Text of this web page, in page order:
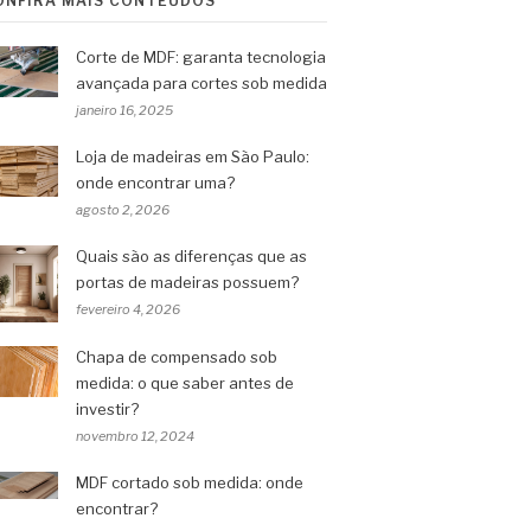
Corte de MDF: garanta tecnologia
avançada para cortes sob medida
janeiro 16, 2025
Loja de madeiras em São Paulo:
onde encontrar uma?
agosto 2, 2026
Quais são as diferenças que as
portas de madeiras possuem?
fevereiro 4, 2026
Chapa de compensado sob
medida: o que saber antes de
investir?
novembro 12, 2024
MDF cortado sob medida: onde
encontrar?